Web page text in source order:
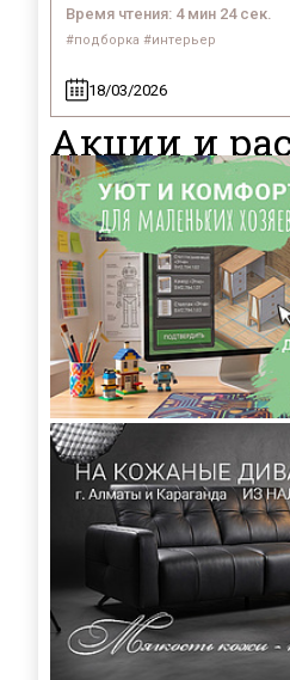
Время чтения: 4 мин 24 сек.
#подборка #интерьер
18/03/2026
Акции и